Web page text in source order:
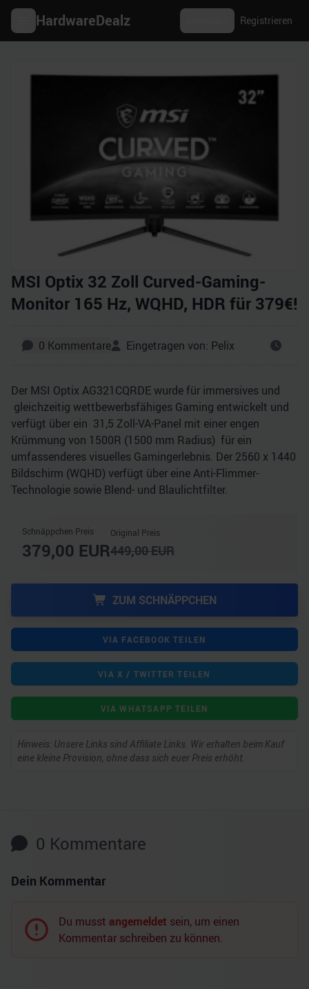
HardwareDealz Registrieren
MSI Optix 32 Zoll Curved-Gaming-
Monitor 165 Hz, WQHD, HDR für 379€!
0 Kommentare Eingetragen von: Pelix
Der MSI Optix AG321CQRDE wurde für immersives und
gleichzeitig wettbewerbsfähiges Gaming entwickelt und
verfügt über ein 31,5 Zoll-VA-Panel mit einer engen
Krümmung von 1500R (1500 mm Radius) für ein
umfassenderes visuelles Gamingerlebnis. Der 2560 x 1440
Bildschirm (WQHD) verfügt über eine Anti-Flimmer-
Technologie sowie Blend- und Blaulichtfilter.
Schnäppchen Preis
379,00 EUR
Original Preis
449,00EUR
ZUM SCHNÄPPCHEN
VIA FACEBOOK TEILEN
VIA X / TWITTER TEILEN
VIA WHATSAPP TEILEN
Hinweis: Unsere Links sind Affiliate Links. Wir erhalten beim Kauf
eine kleine Provision, ohne dass sich euer Preis erhöht.
0 Kommentare
Dein Kommentar
Du musst angemeldet sein, um einen
Kommentar schreiben zu können.